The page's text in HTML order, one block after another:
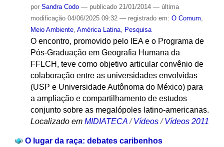
por Sandra Codo — publicado21/01/2014 — última
modificação04/06/2025 09:32 — registrado em: O Comum
Meio Ambiente, América Latina, Pesquisa
O encontro, promovido pelo IEA e o Programa de
Pós-Graduação em Geografia Humana da
FFLCH, teve como objetivo articular convênio de
colaboração entre as universidades envolvidas
(USP e Universidade Autônoma do México) para
a ampliação e compartilhamento de estudos
conjunto sobre as megalópoles latino-americanas.
Localizado em MIDIATECA /Vídeos /Vídeos 2011
O lugar da raça: debates caribenhos